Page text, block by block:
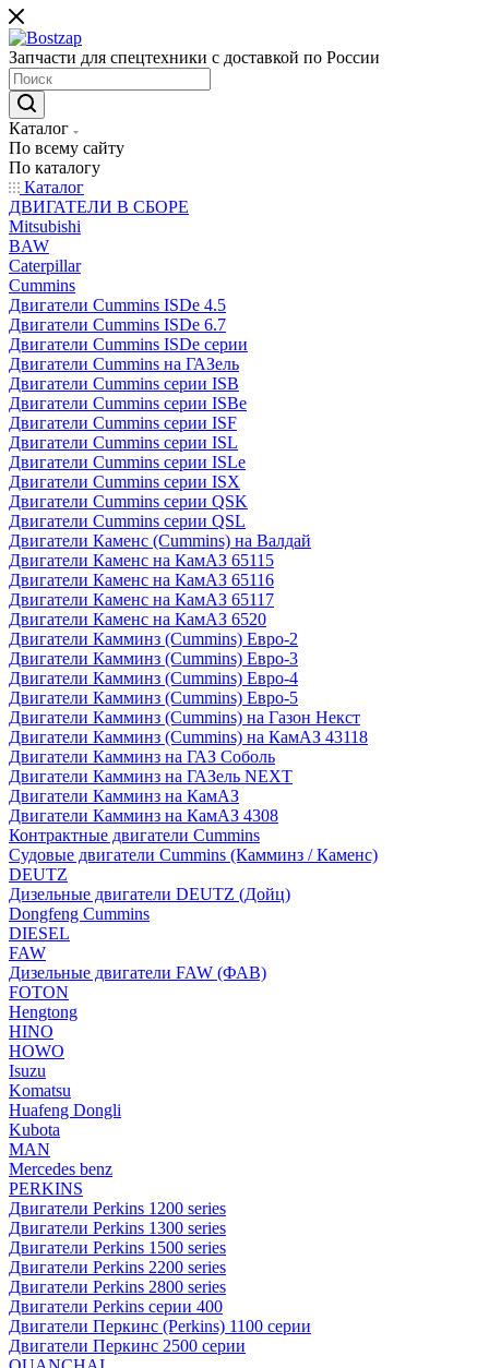
Запчасти для спецтехники с доставкой по России
Каталог
По всему сайту
По каталогу
Каталог
ДВИГАТЕЛИ В СБОРЕ
Mitsubishi
BAW
Caterpillar
Cummins
Двигатели Cummins ISDe 4.5
Двигатели Cummins ISDe 6.7
Двигатели Cummins ISDe серии
Двигатели Cummins на ГАЗель
Двигатели Cummins серии ISB
Двигатели Cummins серии ISBe
Двигатели Cummins серии ISF
Двигатели Cummins серии ISL
Двигатели Cummins серии ISLe
Двигатели Cummins серии ISX
Двигатели Cummins серии QSK
Двигатели Cummins серии QSL
Двигатели Каменс (Cummins) на Валдай
Двигатели Каменс на КамАЗ 65115
Двигатели Каменс на КамАЗ 65116
Двигатели Каменс на КамАЗ 65117
Двигатели Каменс на КамАЗ 6520
Двигатели Камминз (Cummins) Евро-2
Двигатели Камминз (Cummins) Евро-3
Двигатели Камминз (Cummins) Евро-4
Двигатели Камминз (Cummins) Евро-5
Двигатели Камминз (Cummins) на Газон Некст
Двигатели Камминз (Cummins) на КамАЗ 43118
Двигатели Камминз на ГАЗ Соболь
Двигатели Камминз на ГАЗель NEXT
Двигатели Камминз на КамАЗ
Двигатели Камминз на КамАЗ 4308
Контрактные двигатели Cummins
Судовые двигатели Cummins (Камминз / Каменс)
DEUTZ
Дизельные двигатели DEUTZ (Дойц)
Dongfeng Cummins
DIESEL
FAW
Дизельные двигатели FAW (ФАВ)
FOTON
Hengtong
HINO
HOWO
Isuzu
Komatsu
Huafeng Dongli
Kubota
MAN
Mercedes benz
PERKINS
Двигатели Perkins 1200 series
Двигатели Perkins 1300 series
Двигатели Perkins 1500 series
Двигатели Perkins 2200 series
Двигатели Perkins 2800 series
Двигатели Perkins серии 400
Двигатели Перкинс (Perkins) 1100 серии
Двигатели Перкинс 2500 серии